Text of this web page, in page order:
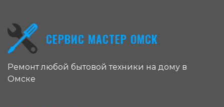
СЕРВИС МАСТЕР ОМСК
Ремонт любой бытовой техники на дому в
Омске